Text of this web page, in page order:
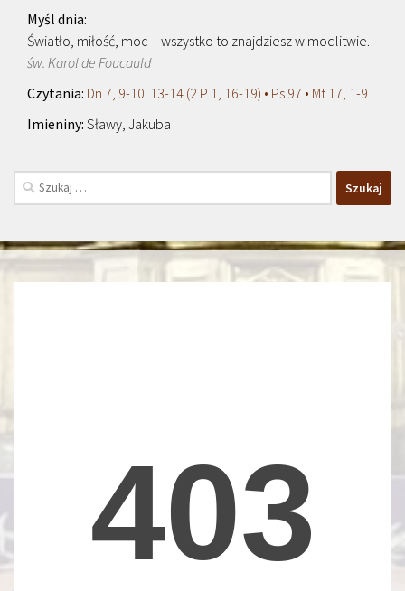
Światło, miłość, moc – wszystko to znajdziesz w modlitwie.
św. Karol de Foucauld
Dn 7, 9-10. 13-14 (2 P 1, 16-19) • Ps 97 • Mt 17, 1-9
Sławy, Jakuba
Szukaj: